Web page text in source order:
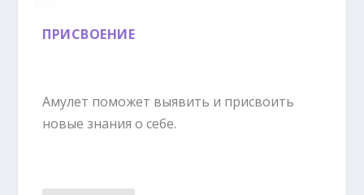
ПРИСВОЕНИЕ
Амулет поможет выявить и присвоить
новые знания о себе.